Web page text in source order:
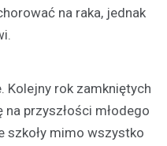
na raka, jednak
Kolejny rok zamkniętych
przyszłości młodego
szkoły mimo wszystko